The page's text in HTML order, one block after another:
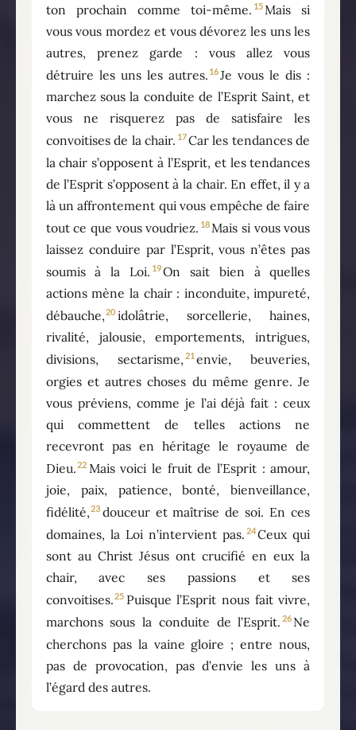
ton prochain comme toi-même. 15Mais si
vous vous mordez et vous dévorez les uns les
autres, prenez garde : vous allez vous
détruire les uns les autres. 16Je vous le dis :
marchez sous la conduite de l’Esprit Saint, et
vous ne risquerez pas de satisfaire les
convoitises de la chair. 17Car les tendances de
la chair s’opposent à l’Esprit, et les tendances
de l’Esprit s’opposent à la chair. En effet, il y a
là un affrontement qui vous empêche de faire
tout ce que vous voudriez. 18 Mais si vous vous
laissez conduire par l’Esprit, vous n’êtes pas
soumis à la Loi. 19On sait bien à quelles
actions mène la chair : inconduite, impureté,
débauche,20 idolâtrie, sorcellerie, haines,
rivalité, jalousie, emportements, intrigues,
divisions, sectarisme, 21 envie, beuveries,
orgies et autres choses du même genre. Je
vous préviens, comme je l’ai déjà fait : ceux
qui commettent de telles actions ne
recevront pas en héritage le royaume de
Dieu.22 Mais voici le fruit de l’Esprit : amour,
joie, paix, patience, bonté, bienveillance,
fidélité,23 douceur et maîtrise de soi. En ces
domaines, la Loi n’intervient pas. 24Ceux qui
sont au Christ Jésus ont crucifié en eux la
chair, avec ses passions et ses
convoitises.25 Puisque l’Esprit nous fait vivre,
marchons sous la conduite de l’Esprit. 26 Ne
cherchons pas la vaine gloire ; entre nous,
pas de provocation, pas d’envie les uns à
l’égard des autres.